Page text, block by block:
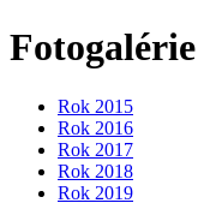
Fotogalérie
Rok 2015
Rok 2016
Rok 2017
Rok 2018
Rok 2019